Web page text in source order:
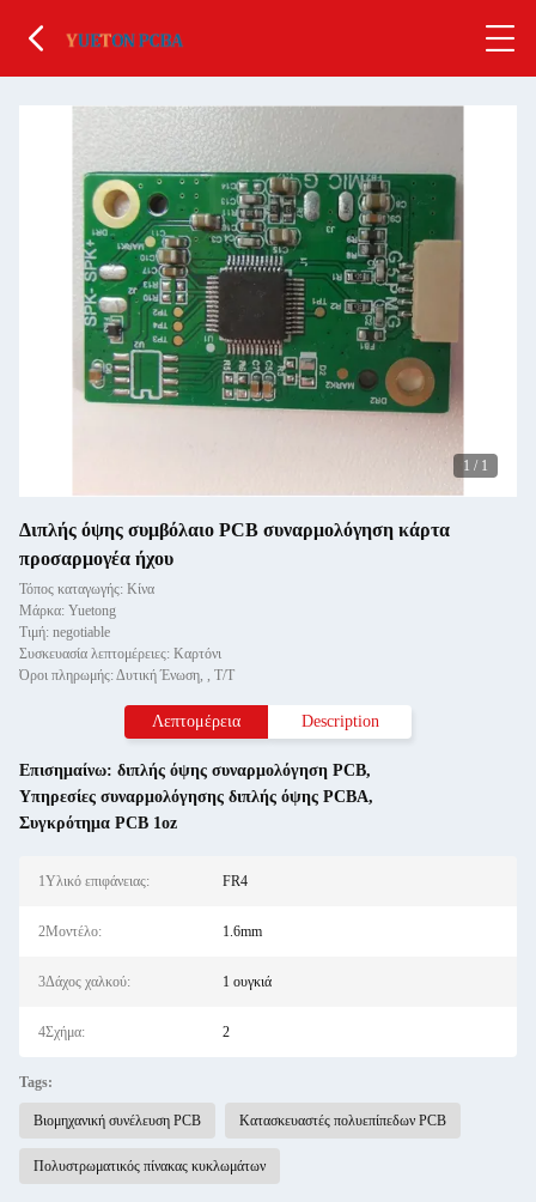
1 / 1
Διπλής όψης συμβόλαιο PCB συναρμολόγηση κάρτα
προσαρμογέα ήχου
Τόπος καταγωγής: Κίνα
Μάρκα: Yuetong
Τιμή: negotiable
Συσκευασία λεπτομέρειες: Καρτόνι
Όροι πληρωμής: Δυτική Ένωση, , T/T
Λεπτομέρεια Description
Επισημαίνω: διπλής όψης συναρμολόγηση PCB,
Υπηρεσίες συναρμολόγησης διπλής όψης PCBA,
Συγκρότημα PCB 1oz
1Υλικό επιφάνειας: FR4
2Μοντέλο: 1.6mm
3Δάχος χαλκού: 1 ουγκιά
4Σχήμα: 2
Tags:
Βιομηχανική συνέλευση PCB Κατασκευαστές πολυεπίπεδων PCB
Πολυστρωματικός πίνακας κυκλωμάτων